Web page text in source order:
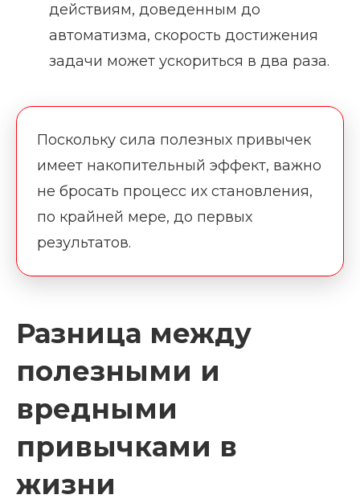
действиям, доведенным до
автоматизма, скорость достижения
задачи может ускориться в два раза.
Поскольку сила полезных привычек
имеет накопительный эффект, важно
не бросать процесс их становления,
по крайней мере, до первых
результатов.
Разница между
полезными и
вредными
привычками в
жизни